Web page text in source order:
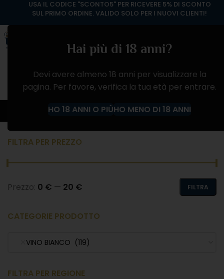
Hai più di 18 anni?
Devi avere almeno 18 anni per visualizzare la
pagina. Per favore, verifica la tua età per entrare.
HO 18 ANNI O PIÙHO MENO DI 18 ANNI
VINO BIANCO
FILTRA PER PREZZO
FILTRA
Prezzo: 0 € — 20 €
CATEGORIE PRODOTTO
VINO BIANCO (119)
FILTRA PER REGIONE
USA IL CODICE "SCONTO5" PER RICEVERE 5% DI SCONTO
SUL PRIMO ORDINE. VALIDO SOLO PER I NUOVI CLIENTI!